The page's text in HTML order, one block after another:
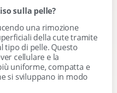
sulla pelle?
una rimozione
della cute tramite
tipo di pelle. Questo
cellulare e la
uniforme, compatta e
si sviluppano in modo